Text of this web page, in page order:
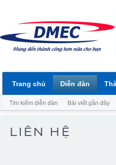
Trang chủ Diễn đàn
Tìm kiếm diễn đàn Bài viết gần đây